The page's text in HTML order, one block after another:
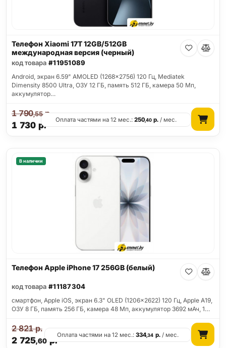
Телефон Xiaomi 17T 12GB/512GB
международная версия (черный)
код товара #11951089
Android, экран 6.59" AMOLED (1268x2756) 120 Гц, Mediatek
Dimensity 8500 Ultra, ОЗУ 12 ГБ, память 512 ГБ, камера 50 Мп,
аккумулятор…
1 730 р.
1 790,55р.
Оплата частями на 12 мес.:250,40 р. / мес.
В наличии
Телефон Apple iPhone 17 256GB (белый)
код товара #11187304
смартфон, Apple iOS, экран 6.3" OLED (1206x2622) 120 Гц, Apple A19,
ОЗУ 8 ГБ, память 256 ГБ, камера 48 Мп, аккумулятор 3692 мАч, 1…
2 725,60 р.
2 821р.
Оплата частями на 12 мес.:334,34 р./ мес.